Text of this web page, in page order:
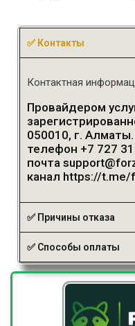
✅ Контакты
Контактная
Провайдером
050010, г.
телефон +7 727
почта
канал https://t.me/
✅ Причины отказа
✅ Способы оплаты